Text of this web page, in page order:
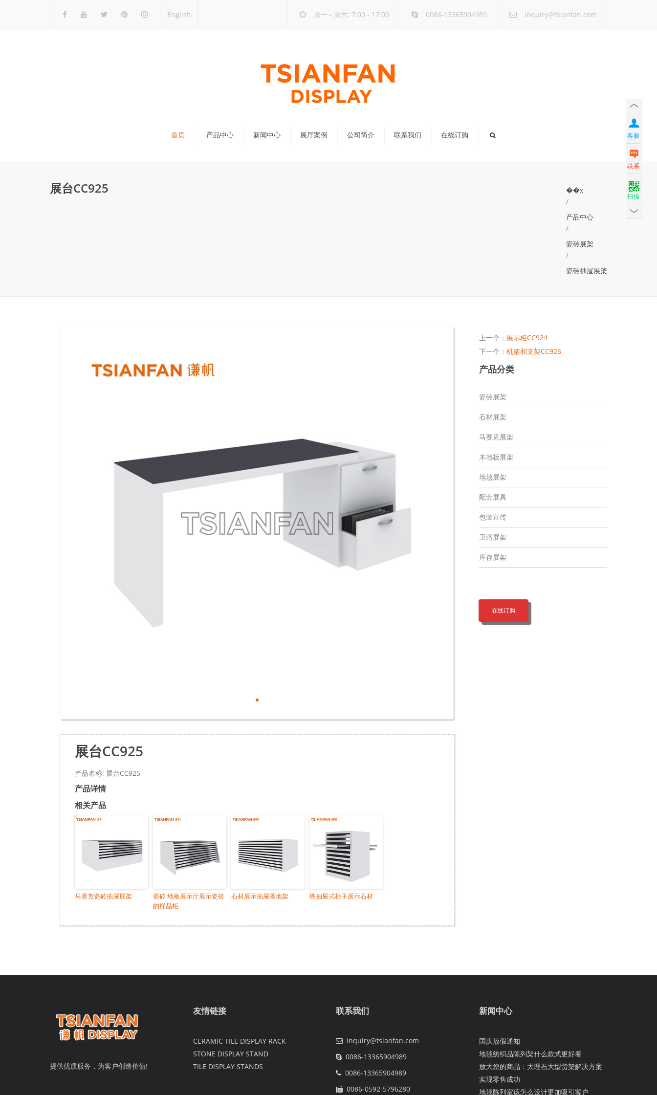
English 周一 - 周六: 7:00 - 17:00 0086-13365904989 inquiry@tsianfan.com
首页 产品中心 新闻中心 展厅案例 公司简介 联系我们 在线订购
展台CC925
��ҳ
/
产品中心
/
瓷砖展架
/
瓷砖抽屉展架
展台CC925
产品名称: 展台CC925
产品详情
相关产品
马赛克瓷砖抽屉展架
瓷砖 地板展示厅展示瓷砖
的样品柜
石材展示抽屉落地架 铁抽屉式柜子展示石材
上一个： 展示柜CC924
下一个： 机架和支架CC926
产品分类
瓷砖展架
石材展架
马赛克展架
木地板展架
地毯展架
配套展具
包装宣传
卫浴展架
库存展架
在线订购
提供优质服务，为客户创造价值!
友情链接
CERAMIC TILE DISPLAY RACK
STONE DISPLAY STAND
TILE DISPLAY STANDS
联系我们
inquiry@tsianfan.com
0086-13365904989
0086-13365904989
0086-0592-5796280
新闻中心
国庆放假通知
地毯纺织品陈列架什么款式更好看
放大您的商品：大理石大型货架解决方案
实现零售成功
地毯陈列室该怎么设计更加吸引客户
客服
联系
扫描